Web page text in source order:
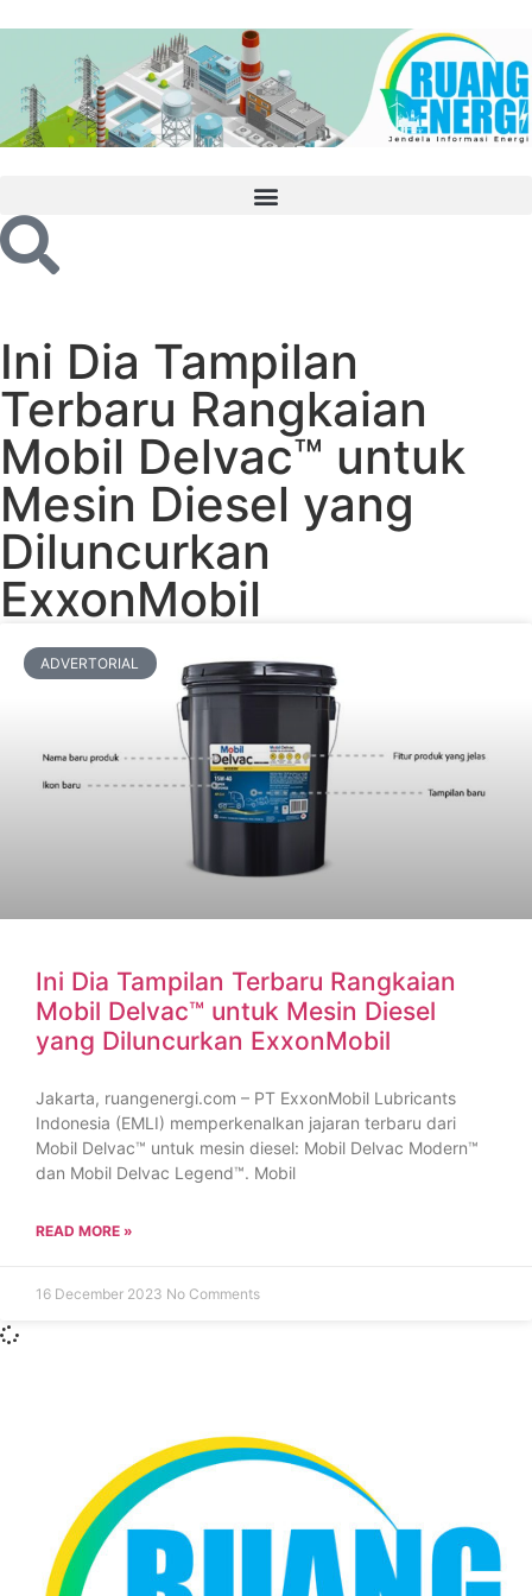
Ini Dia Tampilan
Terbaru Rangkaian
Mobil Delvac™ untuk
Mesin Diesel yang
Diluncurkan
ExxonMobil
ADVERTORIAL
Ini Dia Tampilan Terbaru Rangkaian
Mobil Delvac™ untuk Mesin Diesel
yang Diluncurkan ExxonMobil
Jakarta, ruangenergi.com – PT ExxonMobil Lubricants
Indonesia (EMLI) memperkenalkan jajaran terbaru dari
Mobil Delvac™ untuk mesin diesel: Mobil Delvac Modern™
dan Mobil Delvac Legend™. Mobil
READ MORE »
16 December 2023 No Comments